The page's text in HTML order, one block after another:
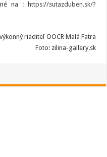
na :
https://sutazduben.sk/?
riaditeľ OOCR Malá Fatra
Foto: zilina-gallery.sk